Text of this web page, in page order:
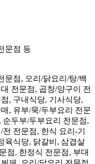
문점 등
문점, 오리/닭요리/탕/백
전문점, 곱창/양구이 전
, 구내식당, 기사식당,
, 유부/묵/두부요리 전문
두부/두부요리 전문점,
전문점, 한식 요리-기
육식당, 닭갈비, 삼겹살
점, 한정식 전문점, 부대